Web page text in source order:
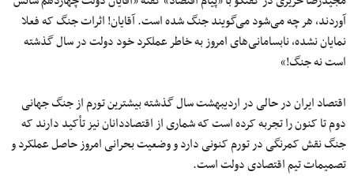
آوردند، هر چه می‌شود می‌گویند جنگ شده است. آقایان! اثرات جنگ که فعلا
نمایان نشده، نابسامانی‌های امروز به خاطر عملکرد خود دولت در سال گذشته
است نه جنگ!»
اقتصاد ایران در حالی در اردیبهشت سال گذشته بیشترین تورم از جنگ جهانی
دوم تا کنون را تجربه کرده است که شماری از اقتصاددانان نیز تأکید دارند که
جنگ نقش کمرنگی در تورم کنونی دارد و وضعیت بحرانی امروز حاصل عملکرد و
تصمیمات تیم اقتصادی دولت است.